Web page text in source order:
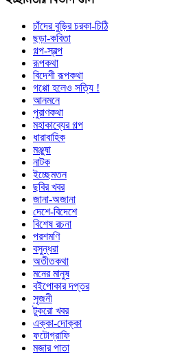
চাঁদের বুড়ির চরকা-চিঠি
ছড়া-কবিতা
গল্প-স্বল্প
রূপকথা
বিদেশী রূপকথা
গপ্পো হলেও সত্যি !
আনমনে
পুরাণকথা
মহাকাব্যের গল্প
ধারাবাহিক
মঞ্জুষা
নাটক
ইচ্ছেমতন
ছবির খবর
জানা-অজানা
দেশে-বিদেশে
বিশেষ রচনা
পরশমণি
বসুন্ধরা
অতীতকথা
মনের মানুষ
বইপোকার দপ্তর
সৃজনী
টুকরো খবর
এক্কা-দোক্কা
ফটোগ্রাফি
মজার পাতা